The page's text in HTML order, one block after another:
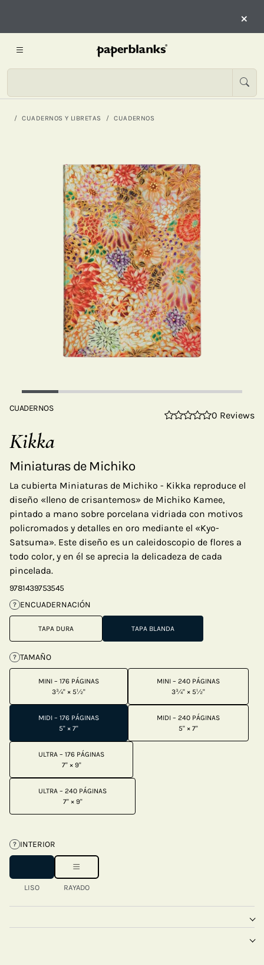
×
CUADERNOS Y LIBRETAS CUADERNOS
CUADERNOS
0 Reviews
Kikka
Miniaturas de Michiko
La cubierta Miniaturas de Michiko - Kikka reproduce el
diseño «lleno de crisantemos» de Michiko Kamee,
pintado a mano sobre porcelana vidriada con motivos
policromados y detalles en oro mediante el «Kyo-
Satsuma». Este diseño es un caleidoscopio de flores a
todo color, y en él se aprecia la delicadeza de cada
pincelada.
9781439753545
? ENCUADERNACIÓN
TAPA DURA TAPA BLANDA
? TAMAÑO
MINI – 176 PÁGINAS
3¾" × 5½"
MINI – 240 PÁGINAS
3¾" × 5½"
MIDI – 176 PÁGINAS
5" × 7"
MIDI – 240 PÁGINAS
5" × 7"
ULTRA – 176 PÁGINAS
7" × 9"
ULTRA – 240 PÁGINAS
7" × 9"
? INTERIOR
LISO RAYADO